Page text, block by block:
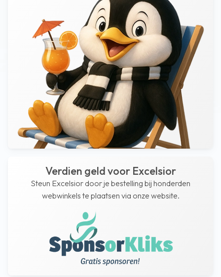
Verdien geld voor Excelsior
Steun Excelsior door je bestelling bij honderden
webwinkels te plaatsen via onze website.